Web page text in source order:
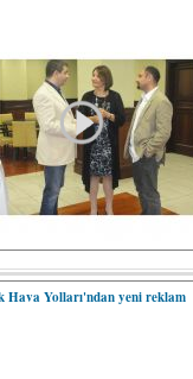
Hava Yolları'ndan yeni reklam